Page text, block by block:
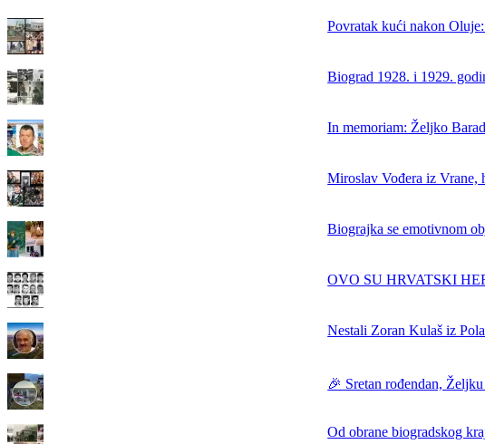
Povratak kući nakon
Biograd 1928. i 1929.
In memoriam: Željko
Miroslav Vođera iz Vrane,
Biograjka se emotivnom
OVO SU HRVATSKI
Nestali Zoran Kulaš iz
🎉 Sretan rođendan,
Od obrane biogradskog